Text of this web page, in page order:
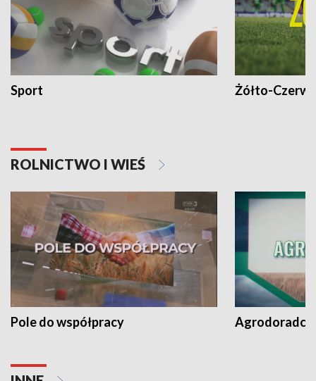
Sport Żółto-
ROLNICTWO I WIEŚ
Pole do współpracy Agrodoradcy